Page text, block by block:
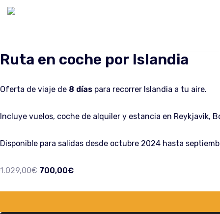
Ruta en coche por Islandia
Oferta de viaje de 8 días para recorrer Islandia a tu aire.
Incluye vuelos, coche de alquiler y estancia en Reykjavik,
Disponible para salidas desde octubre 2024 hasta
1.029,00€ 700,00€